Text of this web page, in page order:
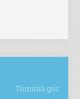
Tümünü gör